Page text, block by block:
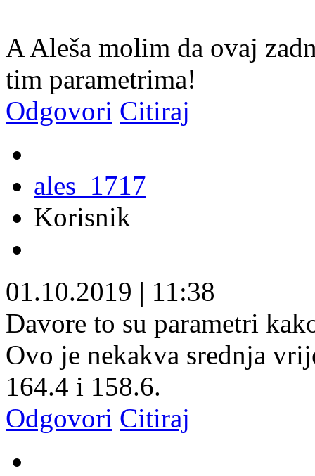
A Aleša molim da ovaj
tim parametrima!
Odgovori Citiraj
ales_1717
Korisnik
01.10.2019 | 11:38
Davore to su parametri
Ovo je nekakva srednja
164.4 i 158.6.
Odgovori Citiraj